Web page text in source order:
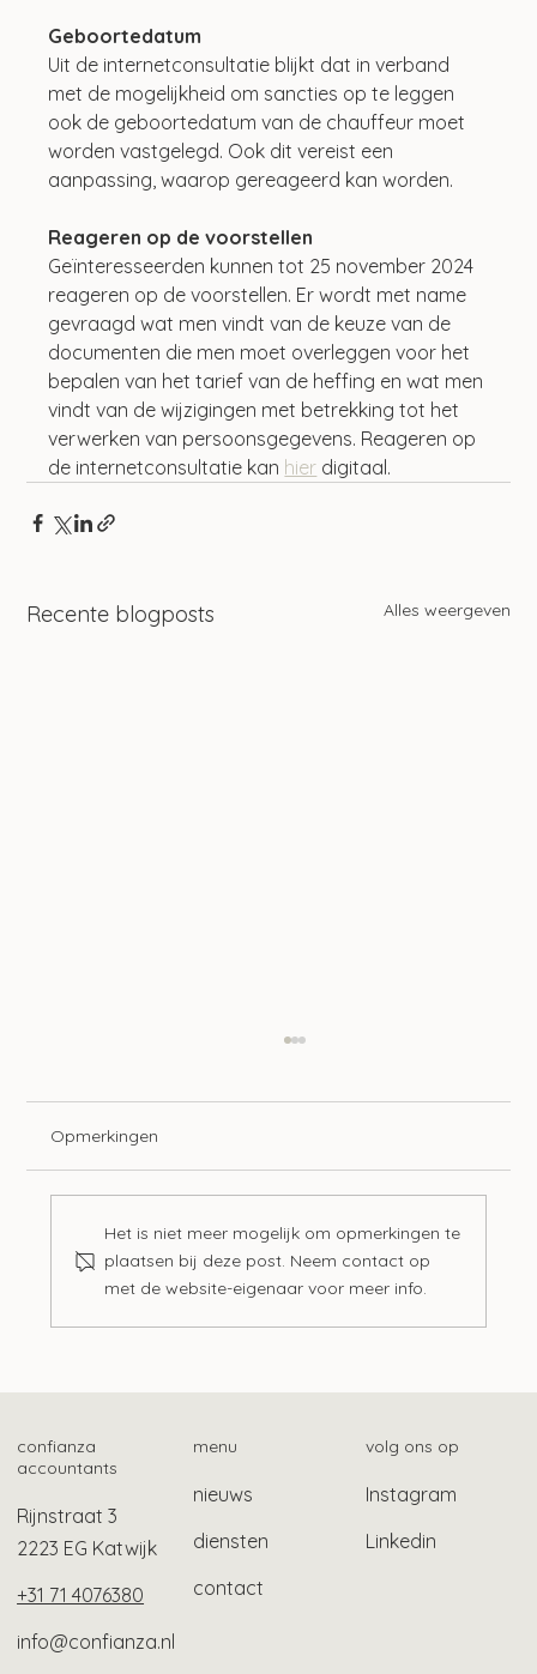
Geboortedatum
Uit de internetconsultatie blijkt dat in verband
met de mogelijkheid om sancties op te leggen
ook de geboortedatum van de chauffeur moet
worden vastgelegd. Ook dit vereist een
aanpassing, waarop gereageerd kan worden.
Reageren op de voorstellen
Geïnteresseerden kunnen tot 25 november 2024
reageren op de voorstellen. Er wordt met name
gevraagd wat men vindt van de keuze van de
documenten die men moet overleggen voor het
bepalen van het tarief van de heffing en wat men
vindt van de wijzigingen met betrekking tot het
verwerken van persoonsgegevens. Reageren op
de internetconsultatie kan hier digitaal.
Recente blogposts Alles weergeven
Opmerkingen
Het is niet meer mogelijk om opmerkingen te
plaatsen bij deze post. Neem contact op
met de website-eigenaar voor meer info.
confianza
accountants
Rijnstraat 3
2223 EG Katwijk
+31 71 4076380
info@confianza.nl
menu
nieuws
diensten
contact
volg ons op
Instagram
Linkedin